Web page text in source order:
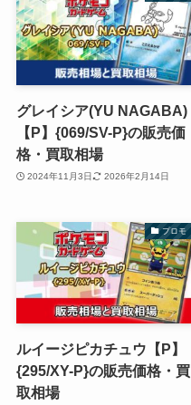
グレイシア(YU NAGABA)
【P】{069/SV-P}の販売価
格・買取相場
2024年11月3日 2026年2月14日
プロモ
ルイージピカチュウ【P】
{295/XY-P}の販売価格・買
取相場